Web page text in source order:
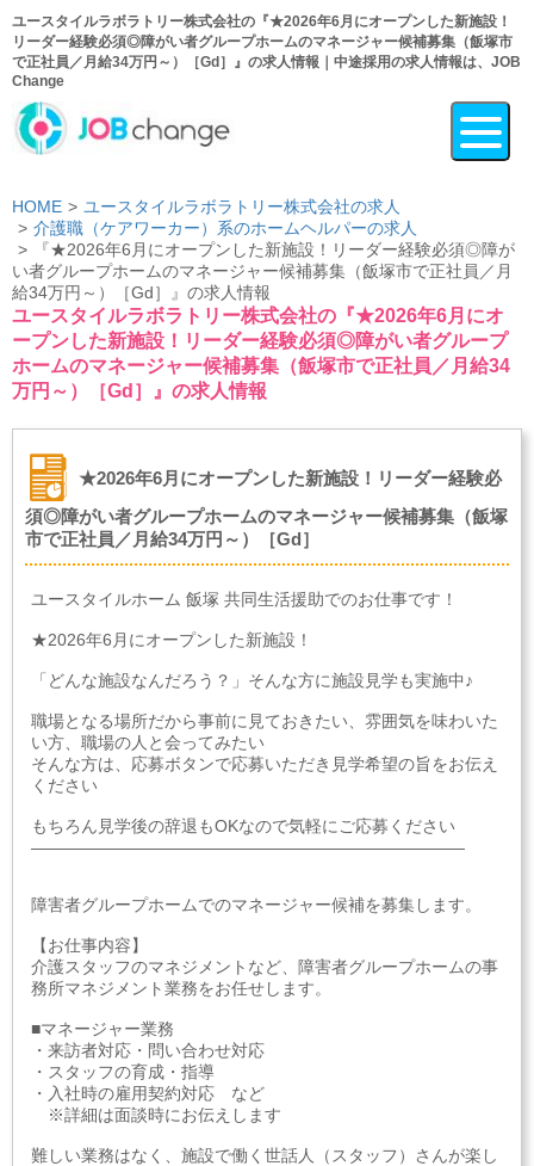
ユースタイルラボラトリー株式会社の『★2026年6月にオープンした新施設！
リーダー経験必須◎障がい者グループホームのマネージャー候補募集（飯塚市
で正社員／月給34万円～）［Gd］』の求人情報｜中途採用の求人情報は、JOB
Change
HOME
ユースタイルラボラトリー株式会社の求人
介護職（ケアワーカー）系のホームヘルパーの求人
『★2026年6月にオープンした新施設！リーダー経験必須◎障が
い者グループホームのマネージャー候補募集（飯塚市で正社員／月
給34万円～）［Gd］』の求人情報
ユースタイルラボラトリー株式会社の『★2026年6月にオ
ープンした新施設！リーダー経験必須◎障がい者グループ
ホームのマネージャー候補募集（飯塚市で正社員／月給34
万円～）［Gd］』の求人情報
★2026年6月にオープンした新施設！リーダー経験必
須◎障がい者グループホームのマネージャー候補募集（飯塚
市で正社員／月給34万円～）［Gd］
ユースタイルホーム 飯塚 共同生活援助でのお仕事です！
★2026年6月にオープンした新施設！
「どんな施設なんだろう？」そんな方に施設見学も実施中♪
職場となる場所だから事前に見ておきたい、雰囲気を味わいた
い方、職場の人と会ってみたい
そんな方は、応募ボタンで応募いただき見学希望の旨をお伝え
ください
もちろん見学後の辞退もOKなので気軽にご応募ください
――――――――――――――――――――――――――
障害者グループホームでのマネージャー候補を募集します。
【お仕事内容】
介護スタッフのマネジメントなど、障害者グループホームの事
務所マネジメント業務をお任せします。
■マネージャー業務
・来訪者対応・問い合わせ対応
・スタッフの育成・指導
・入社時の雇用契約対応 など
※詳細は面談時にお伝えします
難しい業務はなく、施設で働く世話人（スタッフ）さんが楽し